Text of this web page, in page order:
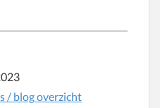
/ blog overzicht